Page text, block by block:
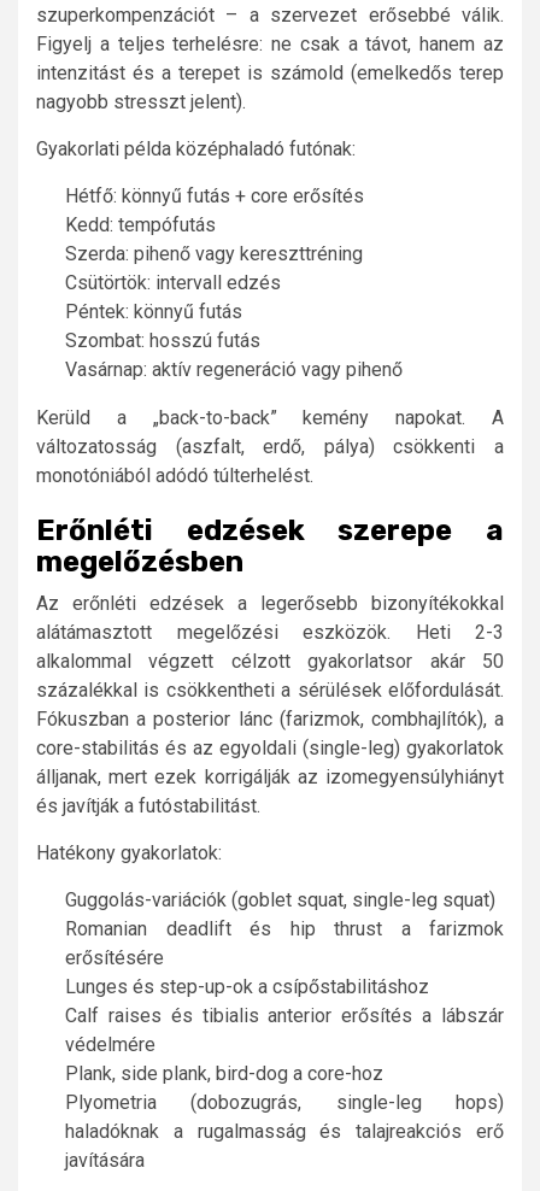
szuperkompenzációt – a szervezet erősebbé válik.
Figyelj a teljes terhelésre: ne csak a távot, hanem az
intenzitást és a terepet is számold (emelkedős terep
nagyobb stresszt jelent).
Gyakorlati példa középhaladó futónak:
Hétfő: könnyű futás + core erősítés
Kedd: tempófutás
Szerda: pihenő vagy kereszttréning
Csütörtök: intervall edzés
Péntek: könnyű futás
Szombat: hosszú futás
Vasárnap: aktív regeneráció vagy pihenő
Kerüld a „back-to-back” kemény napokat. A
változatosság (aszfalt, erdő, pálya) csökkenti a
monotóniából adódó túlterhelést.
Erőnléti edzések szerepe a
megelőzésben
Az erőnléti edzések a legerősebb bizonyítékokkal
alátámasztott megelőzési eszközök. Heti 2-3
alkalommal végzett célzott gyakorlatsor akár 50
százalékkal is csökkentheti a sérülések előfordulását.
Fókuszban a posterior lánc (farizmok, combhajlítók), a
core-stabilitás és az egyoldali (single-leg) gyakorlatok
álljanak, mert ezek korrigálják az izomegyensúlyhiányt
és javítják a futóstabilitást.
Hatékony gyakorlatok:
Guggolás-variációk (goblet squat, single-leg squat)
Romanian deadlift és hip thrust a farizmok
erősítésére
Lunges és step-up-ok a csípőstabilitáshoz
Calf raises és tibialis anterior erősítés a lábszár
védelmére
Plank, side plank, bird-dog a core-hoz
Plyometria (dobozugrás, single-leg hops)
haladóknak a rugalmasság és talajreakciós erő
javítására